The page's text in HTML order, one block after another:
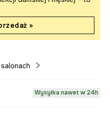
»
Wysyłka nawet w 24h